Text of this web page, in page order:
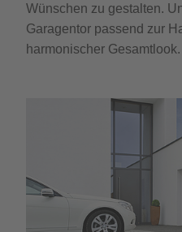
Wünschen zu gestalten.
Garagentor passend zur
harmonischer Gesamtlook.